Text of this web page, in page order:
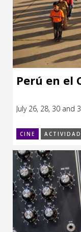
Perú en el
July 26, 28, 30 and
CINE